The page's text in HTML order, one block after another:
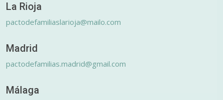
La Rioja
pactodefamiliaslarioja@mailo.com
Madrid
pactodefamilias.madrid@gmail.com
Málaga